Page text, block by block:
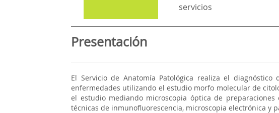
servicios
Presentación
El Servicio de Anatomía Patológica realiza el
enfermedades utilizando el estudio morfo molecular de
el estudio mediando microscopia óptica de
técnicas de inmunofluorescencia, microscopia electrónica y